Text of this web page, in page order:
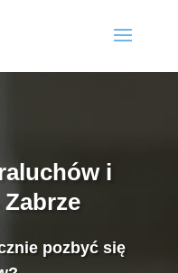
i
pozbyć się